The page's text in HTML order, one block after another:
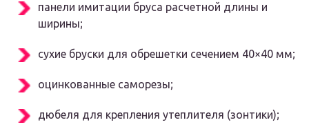
панели имитации бруса расчетной длины и
ширины;
сухие бруски для обрешетки сечением 40×40 мм;
оцинкованные саморезы;
дюбеля для крепления утеплителя (зонтики);